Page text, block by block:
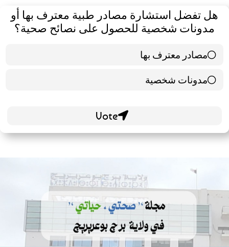
هل تفضل استشارة مصادر طبية معترف بها أو
مدونات شخصية للحصول على نصائح صحية؟
مصادر معترف بها
39 ( 65 % )
مدونات شخصية
21 ( 35 % )